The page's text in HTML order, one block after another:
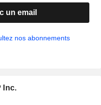
un email
nos abonnements
Inc.